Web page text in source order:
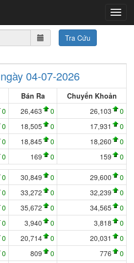
Tra Cứu
04-07-2026
Bán Ra
Chuyển Khoản
0 26,463 0 26,103
0
0 18,505 0 17,931
0
0 18,845 0 18,260
0
0 169 0 159 0
0 30,849 0 29,600
0
0 33,272 0 32,239
0
0 35,672 0 34,565
0
0 3,940 0 3,818
0
0 20,714 0 20,031
0
0 809 0 776
0